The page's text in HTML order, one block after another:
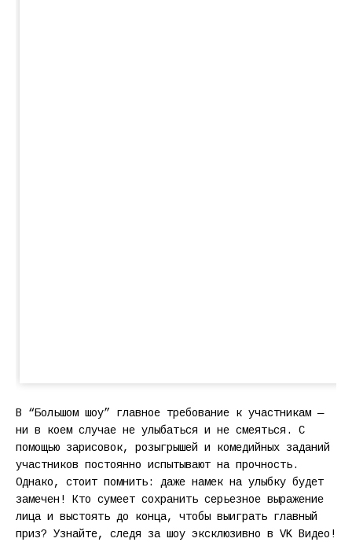
В “Большом шоу” главное требование к участникам —
ни в коем случае не улыбаться и не смеяться. С
помощью зарисовок, розыгрышей и комедийных заданий
участников постоянно испытывают на прочность.
Однако, стоит помнить: даже намек на улыбку будет
замечен! Кто сумеет сохранить серьезное выражение
лица и выстоять до конца, чтобы выиграть главный
приз? Узнайте, следя за шоу эксклюзивно в VK Видео!